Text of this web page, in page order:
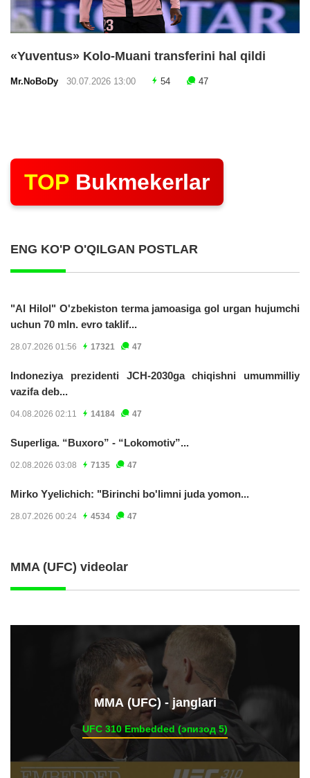
«Yuventus» Kolo-Muani transferini hal qildi
Mr.NoBoDy 30.07.2026 13:00 54 47
TOP Bukmekerlar
ENG KO'P O'QILGAN POSTLAR
"Al Hilol" O'zbekiston terma jamoasiga gol urgan hujumchi
uchun 70 mln. evro taklif...
28.07.2026 01:56 17321 47
Indoneziya prezidenti JCH-2030ga chiqishni umummilliy
vazifa deb...
04.08.2026 02:11 14184 47
Superliga. “Buxoro” - “Lokomotiv”...
02.08.2026 03:08 7135 47
Mirko Yyelichich: "Birinchi bo'limni juda yomon...
28.07.2026 00:24 4534 47
MMA (UFC) videolar
ММА (UFC) - janglari
UFC 310 Embedded (эпизод 5)